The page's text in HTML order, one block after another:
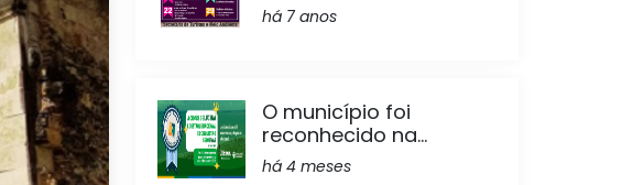
há 7 anos
O município foi
reconhecido na...
há 4 meses